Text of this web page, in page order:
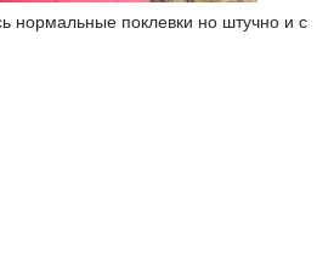
нормальные поклевки но штучно и с